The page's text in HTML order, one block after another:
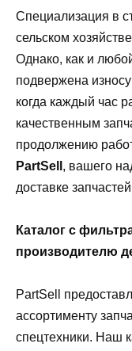
Специализация в
сельском
Однако, как и
подвержена
когда каждый час
качественным
продолжению
PartSell , вашего
доставке
Каталог с
производителю
PartSell
ассортименту
спецтехники. Наш